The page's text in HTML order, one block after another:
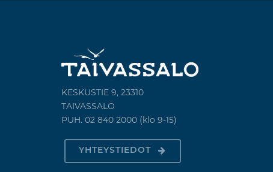
KESKUSTIE 9, 23310
TAIVASSALO
PUH. 02 840 2000 (klo 9-15)
YHTEYSTIEDOT